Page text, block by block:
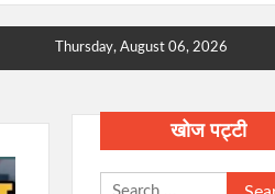
Thursday, August 06, 2026
खोज पट्टी
Search